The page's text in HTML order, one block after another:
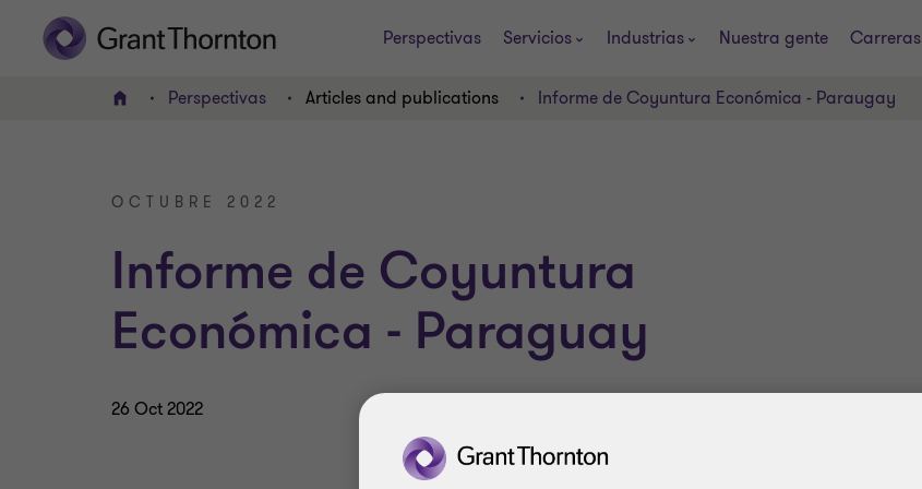
Perspectivas Servicios Industrias Nuestra gente Carreras
Home Perspectivas Articles and publications Informe de Coyuntura Económica - Paraugay
OCTUBRE 2022
Informe de Coyuntura
Económica - Paraguay
26 Oct 2022